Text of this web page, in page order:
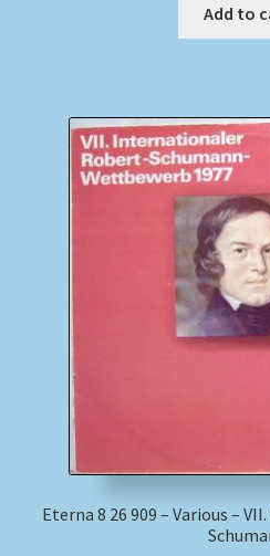
Add to
Eterna 8 26 909 – Various –